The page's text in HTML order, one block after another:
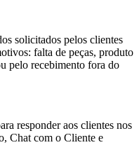
solicitados pelos clientes
falta de peças, produto
pelo recebimento fora do
responder aos clientes nos
Chat com o Cliente e